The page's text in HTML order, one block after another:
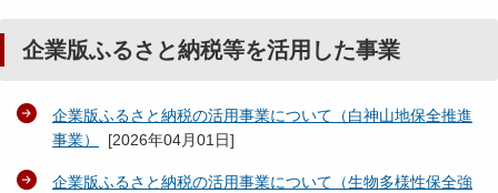
企業版ふるさと納税等を活用した事業
企業版ふるさと納税の活用事業について（白神山地保全推進
事業）
[2026年04月01日]
企業版ふるさと納税の活用事業について（生物多様性保全強